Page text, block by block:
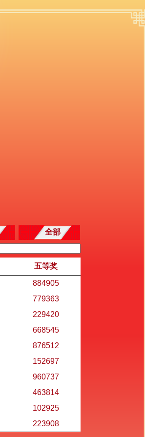
全部
五等奖
884905
779363
229420
668545
876512
152697
960737
463814
102925
223908